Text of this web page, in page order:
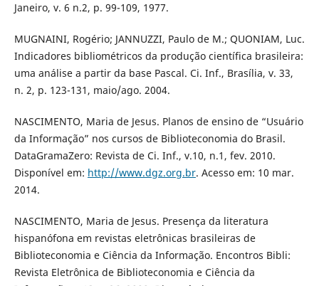
Janeiro, v. 6 n.2, p. 99-109, 1977.
MUGNAINI, Rogério; JANNUZZI, Paulo de M.; QUONIAM, Luc.
Indicadores bibliométricos da produção científica brasileira:
uma análise a partir da base Pascal. Ci. Inf., Brasília, v. 33,
n. 2, p. 123-131, maio/ago. 2004.
NASCIMENTO, Maria de Jesus. Planos de ensino de “Usuário
da Informação” nos cursos de Biblioteconomia do Brasil.
DataGramaZero: Revista de Ci. Inf., v.10, n.1, fev. 2010.
Disponível em: http://www.dgz.org.br. Acesso em: 10 mar.
2014.
NASCIMENTO, Maria de Jesus. Presença da literatura
hispanófona em revistas eletrônicas brasileiras de
Biblioteconomia e Ciência da Informação. Encontros Bibli:
Revista Eletrônica de Biblioteconomia e Ciência da